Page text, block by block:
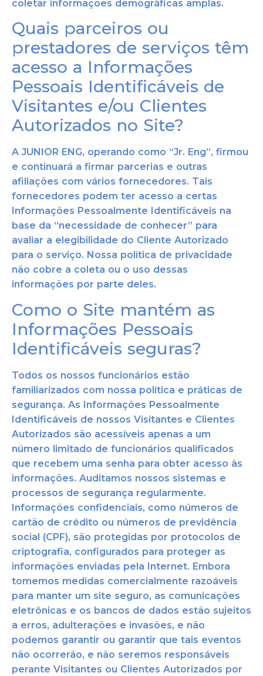
coletar informações demográficas amplas.
Quais parceiros ou
prestadores de serviços têm
acesso a Informações
Pessoais Identificáveis de
Visitantes e/ou Clientes
Autorizados no Site?
A JUNIOR ENG, operando como “Jr. Eng”, firmou
e continuará a firmar parcerias e outras
afiliações com vários fornecedores. Tais
fornecedores podem ter acesso a certas
Informações Pessoalmente Identificáveis na
base da “necessidade de conhecer” para
avaliar a elegibilidade do Cliente Autorizado
para o serviço. Nossa política de privacidade
não cobre a coleta ou o uso dessas
informações por parte deles.
Como o Site mantém as
Informações Pessoais
Identificáveis seguras?
Todos os nossos funcionários estão
familiarizados com nossa política e práticas de
segurança. As Informações Pessoalmente
Identificáveis de nossos Visitantes e Clientes
Autorizados são acessíveis apenas a um
número limitado de funcionários qualificados
que recebem uma senha para obter acesso às
informações. Auditamos nossos sistemas e
processos de segurança regularmente.
Informações confidenciais, como números de
cartão de crédito ou números de previdência
social (CPF), são protegidas por protocolos de
criptografia, configurados para proteger as
informações enviadas pela Internet. Embora
tomemos medidas comercialmente razoáveis
para manter um site seguro, as comunicações
eletrônicas e os bancos de dados estão sujeitos
a erros, adulterações e invasões, e não
podemos garantir ou garantir que tais eventos
não ocorrerão, e não seremos responsáveis
perante Visitantes ou Clientes Autorizados por